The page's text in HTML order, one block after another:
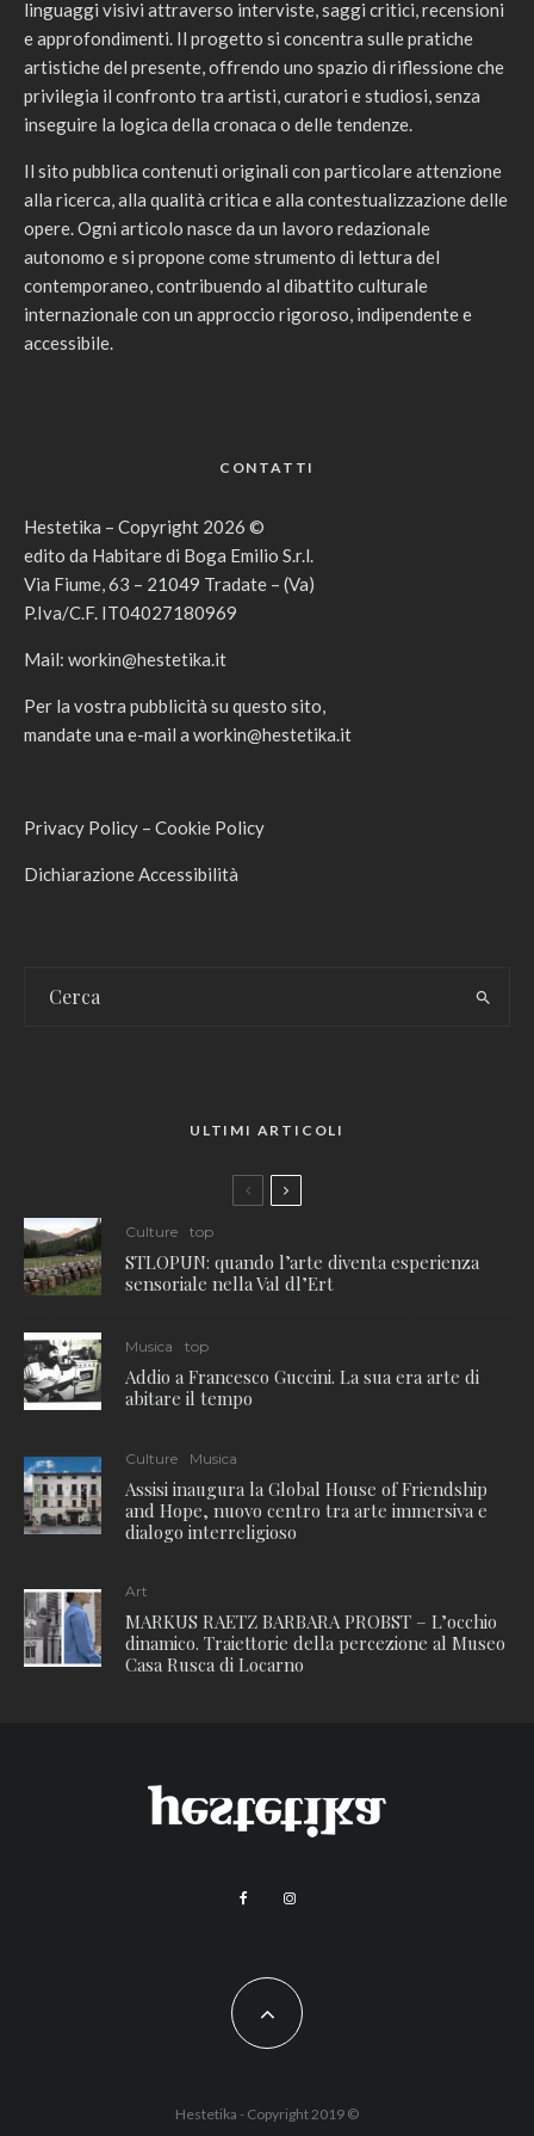
linguaggi visivi attraverso interviste, saggi critici, recensioni
e approfondimenti. Il progetto si concentra sulle pratiche
artistiche del presente, offrendo uno spazio di riflessione che
privilegia il confronto tra artisti, curatori e studiosi, senza
inseguire la logica della cronaca o delle tendenze.
Il sito pubblica contenuti originali con particolare attenzione
alla ricerca, alla qualità critica e alla contestualizzazione delle
opere. Ogni articolo nasce da un lavoro redazionale
autonomo e si propone come strumento di lettura del
contemporaneo, contribuendo al dibattito culturale
internazionale con un approccio rigoroso, indipendente e
accessibile.
CONTATTI
Hestetika – Copyright 2026 ©
edito da Habitare di Boga Emilio S.r.l.
Via Fiume, 63 – 21049 Tradate – (Va)
P.Iva/C.F. IT04027180969
Mail: workin@hestetika.it
Per la vostra pubblicità su questo sito,
mandate una e-mail a workin@hestetika.it
Privacy Policy – Cookie Policy
Dichiarazione Accessibilità
ULTIMI ARTICOLI
Culture top
STLOPUN: quando l’arte diventa esperienza
sensoriale nella Val dl’Ert
Musica top
Addio a Francesco Guccini. La sua era arte di
abitare il tempo
Culture Musica
Assisi inaugura la Global House of Friendship
and Hope, nuovo centro tra arte immersiva e
dialogo interreligioso
Art
MARKUS RAETZ BARBARA PROBST – L’occhio
dinamico. Traiettorie della percezione al Museo
Casa Rusca di Locarno
Hestetika - Copyright 2019 ©